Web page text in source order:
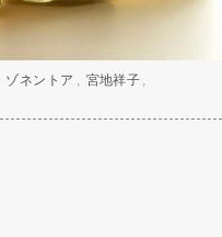
ゾネントア
宮地祥子